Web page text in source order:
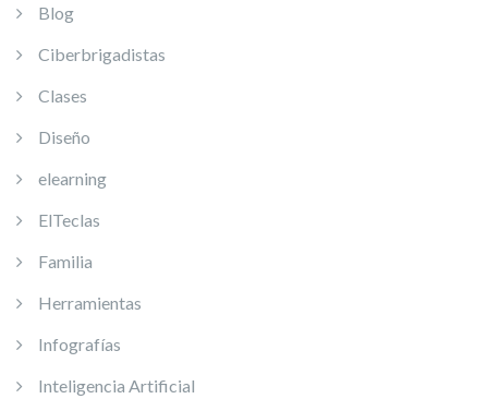
Blog
Ciberbrigadistas
Clases
Diseño
elearning
ElTeclas
Familia
Herramientas
Infografías
Inteligencia Artificial